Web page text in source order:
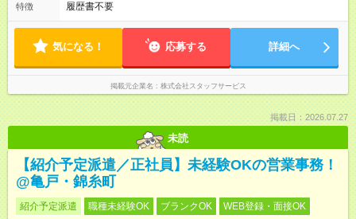
特徴 履歴書不要
気になる！ 応募する 詳細へ
掲載元企業名 株式会社スタッフサービス
掲載日：2026.07.27
未読
【紹介予定派遣／正社員】未経験OKの営業事務！
@亀戸・錦糸町
紹介予定派遣 職種未経験OK ブランクOK WEB登録・面接OK